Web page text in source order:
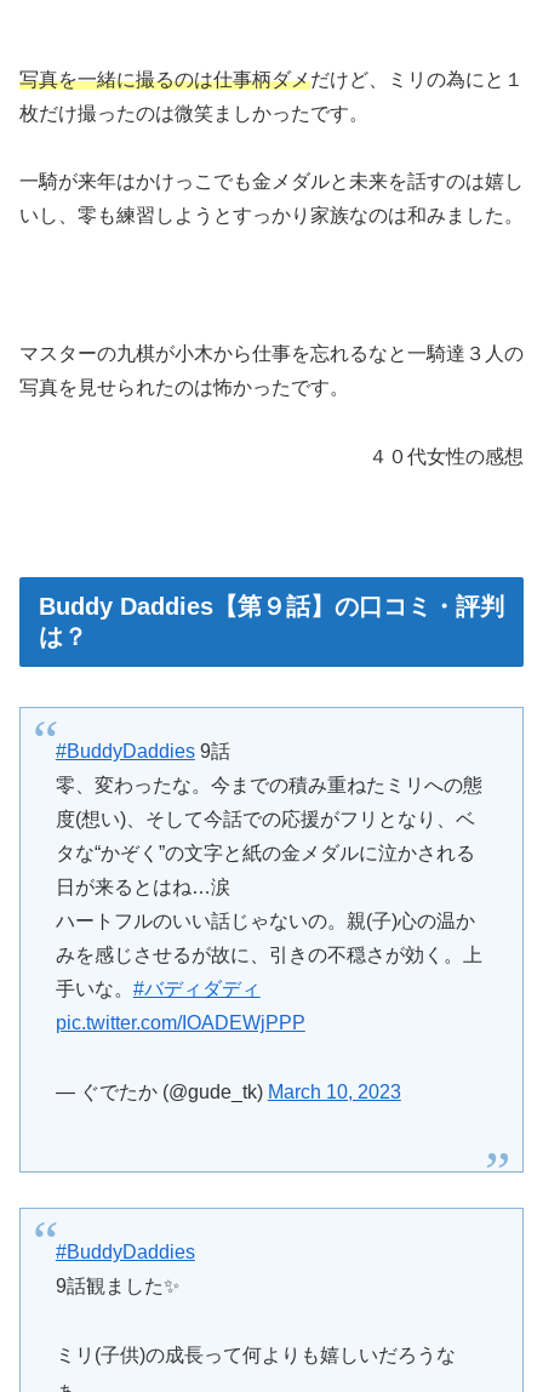
写真を一緒に撮るのは仕事柄ダメだけど、ミリの為にと１
枚だけ撮ったのは微笑ましかったです。
一騎が来年はかけっこでも金メダルと未来を話すのは嬉し
いし、零も練習しようとすっかり家族なのは和みました。
マスターの九棋が小木から仕事を忘れるなと一騎達３人の
写真を見せられたのは怖かったです。
４０代女性の感想
Buddy Daddies【第９話】の口コミ・評判
は？
#BuddyDaddies9話
零、変わったな。今までの積み重ねたミリへの態
度(想い)、そして今話での応援がフリとなり、ベ
タな“かぞく”の文字と紙の金メダルに泣かされる
日が来るとはね…涙
ハートフルのいい話じゃないの。親(子)心の温か
みを感じさせるが故に、引きの不穏さが効く。上
手いな。 #バディダディ
pic.twitter.com/IOADEWjPPP
— ぐでたか (@gude_tk) March 10, 2023
#BuddyDaddies
9話観ました✨
ミリ(子供)の成長って何よりも嬉しいだろうな